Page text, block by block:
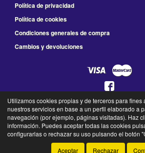
Política de privacidad
Política de cookies
Condiciones generales de compra
Cambios y devoluciones
925 78 41 66
L a V de 8:30 a 14:00 y de 16:00 a 19:30
©Fraga Agrícola Industrial- 2026 - Tienda online
Utilizamos cookies propias y de terceros para
nuestros servicios en base a un perfil elaborado a
navegación (por ejemplo, páginas visitadas). Haz
información. Puedes aceptar todas las cookies
configurarlas o rechazar su uso pulsando el botón
Aceptar
Rechazar